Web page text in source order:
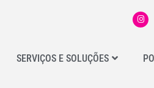
SERVIÇOS E SOLUÇÕES